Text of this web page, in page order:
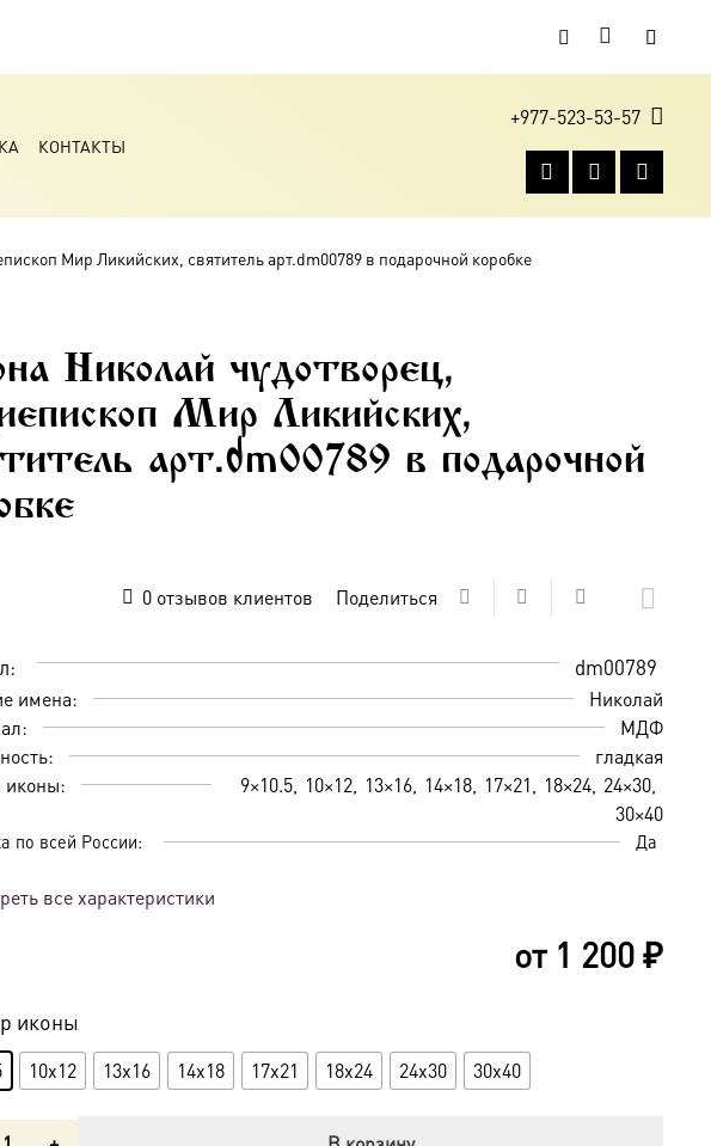
КОНТАКТЫ
+977-523-53-57
Мир Ликийских, святитель арт.dm00789 в подарочной коробке
Николай чудотворец,
Мир Ликийских,
арт.dm00789 в подарочной
0отзывов клиентов Поделиться
dm00789
имена:
Николай
МДФ
гладкая
иконы:
9×10.5 10×12 13×16 14×18 17×21 18×24 24×30
30×40
по всей России: Да
все характеристики
от 1 200₽
иконы
10x12 13x16 14x18 17x21 18x24 24x30 30x40